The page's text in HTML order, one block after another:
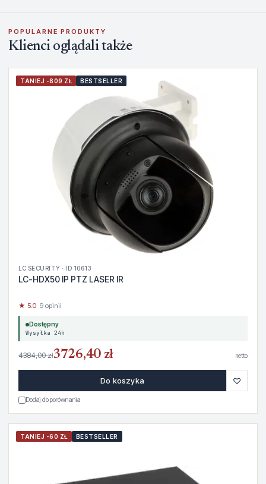
POPULARNE PRODUKTY
Klienci oglądali także
TANIEJ -809 ZŁ BESTSELLER
LC SECURITY · ID 10613
LC-HDX50 IP PTZ LASER IR
★ 5.0· 9 opinii
Dostępny
Wysyłka 24h
4384,00 zł3726,40 zł netto
Do koszyka ♡
Dodaj do porównania
TANIEJ -60 ZŁ BESTSELLER